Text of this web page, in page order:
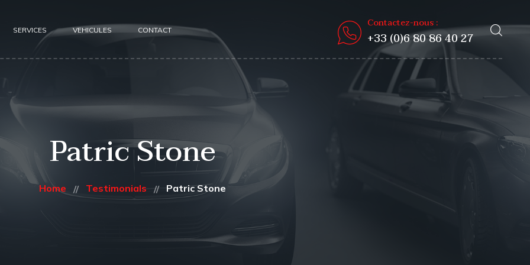
SERVICES VEHICULES CONTACT Contactez-nous :
+33 (0)6 80 86 40 27
Patric Stone
Home Testimonials Patric Stone